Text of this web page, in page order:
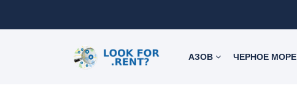
АЗОВ ЧЕРНОЕ МОРЕ